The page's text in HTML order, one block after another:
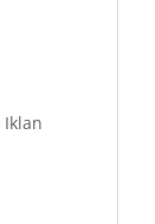
Iklan